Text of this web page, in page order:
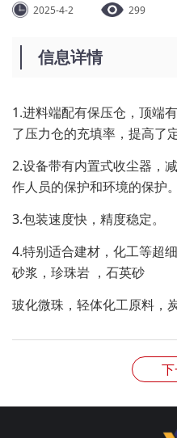
2025-4-2 299
信息详情
1.进料端配有保压仓，顶端
了压力仓的充填率，提高了
2.设备带有内置式收尘器，
作人员的保护和环境的保护
3.包装速度快，精度稳定。
4.特别适合建材，化工等超
砂浆，珍珠岩 ，石英砂
玻化微珠，轻体化工原料，